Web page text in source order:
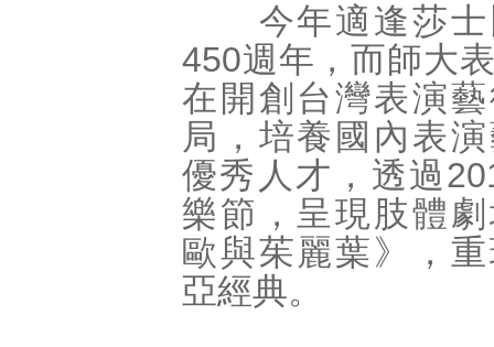
今年適逢莎士
450週年，而師大
在開創台灣表演
局，培養國內表
優秀人才，透過
樂節，呈現肢體
歐與茱麗葉》，
亞經典。